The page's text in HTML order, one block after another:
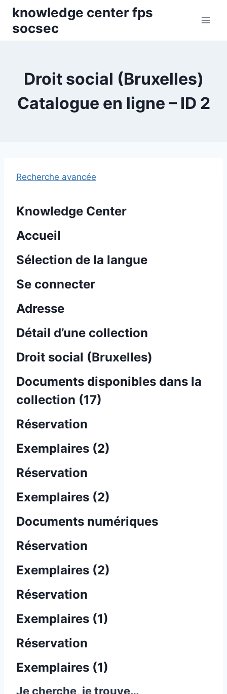
Skip
content
knowledge center fps
socsec
Droit social (Bruxelles)
Catalogue en ligne – ID 2
Recherche avancée
Knowledge Center
Accueil
Sélection de la langue
Se connecter
Adresse
Détail d’une collection
Droit social (Bruxelles)
Documents disponibles dans la
collection (17)
Réservation
Exemplaires (2)
Réservation
Exemplaires (2)
Documents numériques
Réservation
Exemplaires (2)
Réservation
Exemplaires (1)
Réservation
Exemplaires (1)
Je cherche, je trouve…